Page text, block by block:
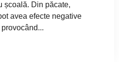
școală. Din păcate,
avea efecte negative